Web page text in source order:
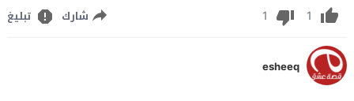
1
1 شارك تبليغ
esheeq